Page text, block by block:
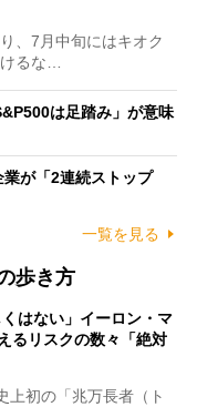
、7月中旬にはキオク
けるな…
は足踏み」が意味
業が「2連続ストップ
一覧を見る
歩き方
はない」イーロン・マ
るリスクの数々「絶対
初の「兆万長者（ト